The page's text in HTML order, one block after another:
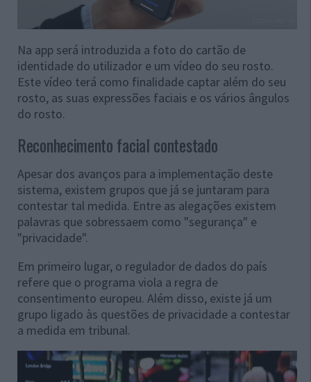
Na app será introduzida a foto do cartão de
identidade do utilizador e um vídeo do seu rosto.
Este vídeo terá como finalidade captar além do seu
rosto, as suas expressões faciais e os vários ângulos
do rosto.
Reconhecimento facial contestado
Apesar dos avanços para a implementação deste
sistema, existem grupos que já se juntaram para
contestar tal medida. Entre as alegações existem
palavras que sobressaem como "segurança" e
"privacidade".
Em primeiro lugar, o regulador de dados do país
refere que o programa viola a regra de
consentimento europeu. Além disso, existe já um
grupo ligado às questões de privacidade a contestar
a medida em tribunal.